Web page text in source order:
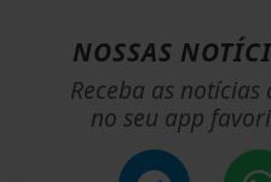
NOSSAS
Receba as notícias
no seu app